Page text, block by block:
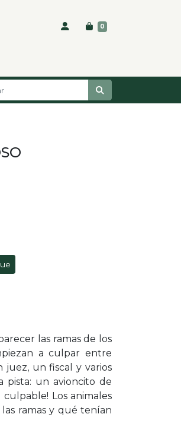
0
las ramas de los
a culpar entre
juez, un fiscal y varios
pista: un avioncito de
Los animales
ramas y qué tenían